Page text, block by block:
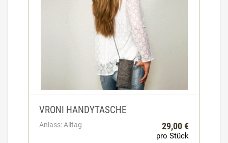
VRONI HANDYTASCHE
Anlass: Alltag 29,00 €
pro Stück